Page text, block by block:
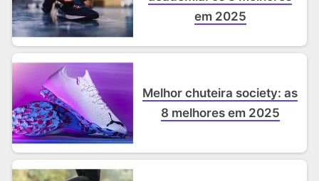
em 2025
Melhor chuteira society: as
8 melhores em 2025